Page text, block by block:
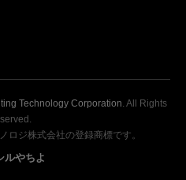
Technology Corporation. All Rights
ロジ株式会社の登録商標です。
ルやちよ